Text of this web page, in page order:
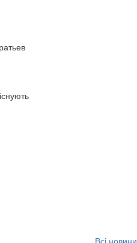
Всі новини